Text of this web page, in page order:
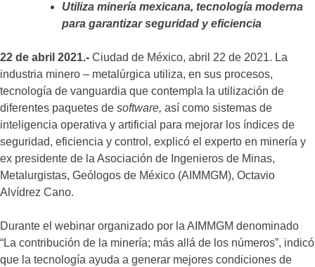
Utiliza minería mexicana, tecnología moderna
para garantizar seguridad y eficiencia
22 de abril 2021.- Ciudad de México, abril 22 de 2021. La
industria minero – metalúrgica utiliza, en sus procesos,
tecnología de vanguardia que contempla la utilización de
diferentes paquetes de software, así como sistemas de
inteligencia operativa y artificial para mejorar los índices de
seguridad, eficiencia y control, explicó el experto en minería y
ex presidente de la Asociación de Ingenieros de Minas,
Metalurgistas, Geólogos de México (AIMMGM), Octavio
Alvídrez Cano.
Durante el webinar organizado por la AIMMGM denominado
“La contribución de la minería; más allá de los números”, indicó
que la tecnología ayuda a generar mejores condiciones de